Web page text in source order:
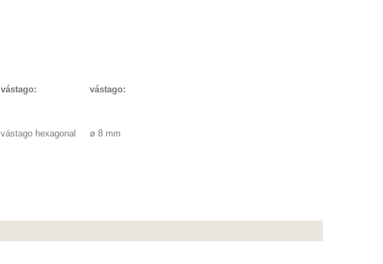
vástago: vástago:
vástago hexagonal ø 8 mm